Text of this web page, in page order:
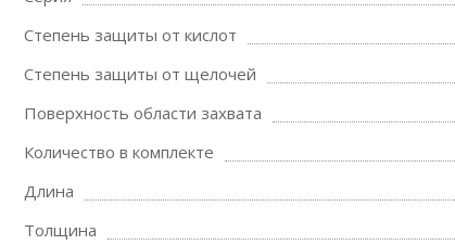
Степень защиты от кислот
Степень защиты от щелочей
Поверхность области захвата
Количество в комплекте
Длина
Толщина